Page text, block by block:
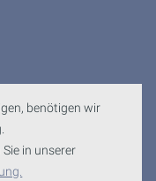
benötigen wir
in unserer